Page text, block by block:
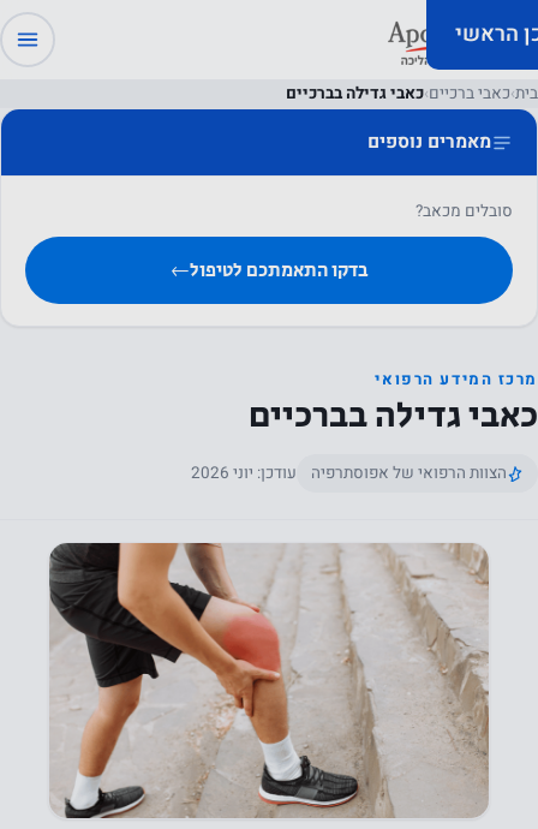
הראשי
בית›כאבי ברכיים›כאבי גדילה בברכיים
מאמרים נוספים
סובלים מכאב?
בדקו התאמתכם לטיפול←
מרכז המידע הרפואי
כאבי גדילה בברכיים
הצוות הרפואי של אפוסתרפיה עודכן: יוני 2026